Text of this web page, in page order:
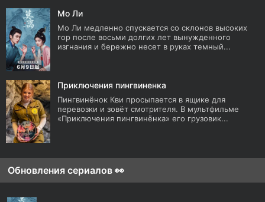
Мо Ли
Мо Ли медленно спускается со склонов высоких
гор после восьми долгих лет вынужденного
изгнания и бережно несет в руках темный...
Приключения пингвиненка
Пингвинёнок Кви просыпается в ящике для
перевозки и зовёт смотрителя. В мультфильме
«Приключения пингвинёнка» его грузовик...
Обновления сериалов 👀